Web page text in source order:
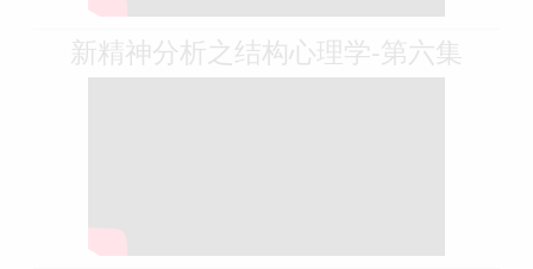
新精神分析之结构心理学-第六集